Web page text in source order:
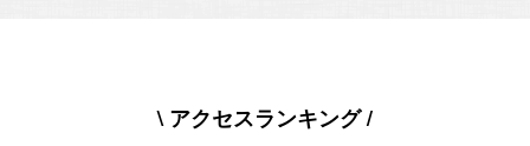
\ アクセスランキング /